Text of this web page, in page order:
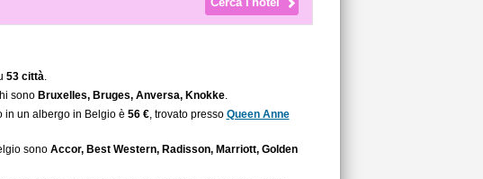
53 città.
sono Bruxelles, Bruges, Anversa, Knokke.
in un albergo in Belgio è 56 €, trovato presso Queen Anne
sono Accor, Best Western, Radisson, Marriott, Golden